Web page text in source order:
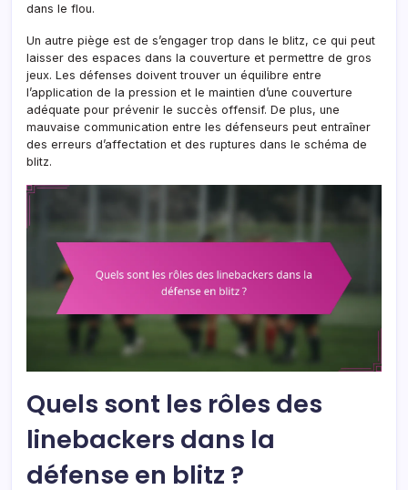
dans le flou.
Un autre piège est de s’engager trop dans le blitz, ce qui peut
laisser des espaces dans la couverture et permettre de gros
jeux. Les défenses doivent trouver un équilibre entre
l’application de la pression et le maintien d’une couverture
adéquate pour prévenir le succès offensif. De plus, une
mauvaise communication entre les défenseurs peut entraîner
des erreurs d’affectation et des ruptures dans le schéma de
blitz.
Quels sont les rôles des
linebackers dans la
défense en blitz ?